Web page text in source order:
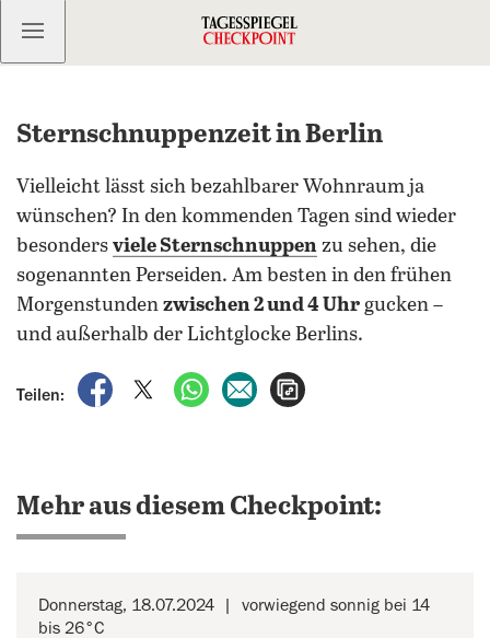
Kostenlos anmelden
Sternschnuppenzeit in Berlin
Vielleicht lässt sich bezahlbarer Wohnraum ja
wünschen? In den kommenden Tagen sind wieder
besonders viele Sternschnuppen zu sehen, die
sogenannten Perseiden. Am besten in den frühen
Morgenstunden zwischen 2 und 4 Uhr gucken –
und außerhalb der Lichtglocke Berlins.
Teilen:
auf Facebook teilen
auf X teilenper WhatsApp teilen
per E-Mail teilen
Mehr aus diesem Checkpoint:
Donnerstag, 18.07.2024
vorwiegend sonnig bei 14
bis 26°C